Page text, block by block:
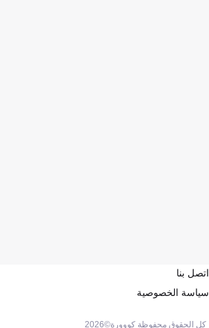
كل الحقوق محفوظة كووورة©2026
اتصل بنا
سياسة الخصوصية